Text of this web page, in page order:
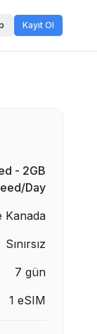
Kayıt Ol
- 2GB
Day
Kanada
Sınırsız
7 gün
1 eSIM